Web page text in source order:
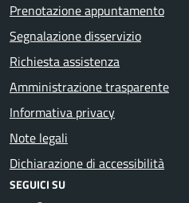
Prenotazione appuntamento
Segnalazione disservizio
Richiesta assistenza
Amministrazione trasparente
Informativa privacy
Note legali
Dichiarazione di accessibilità
SEGUICI SU